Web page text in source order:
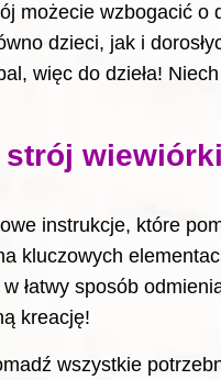
możecie wzbogacić o
dzieci, jak i
więc do dzieła!
instrukcje, które
kluczowych
łatwy sposób
kreację!
wszystkie